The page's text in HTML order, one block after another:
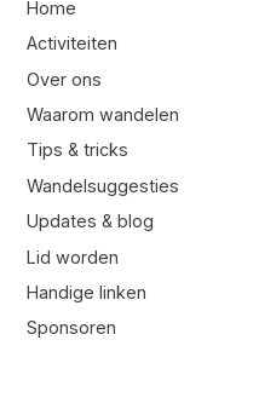
Home
Activiteiten
Over ons
Waarom wandelen
Tips & tricks
Wandelsuggesties
Updates & blog
Lid worden
Handige linken
Sponsoren